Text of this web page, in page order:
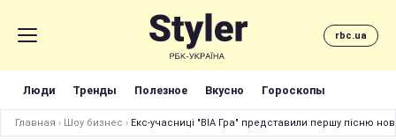
rbc.ua
Люди Тренды Полезное Вкусно Гороскопы
Главная › Шоу бизнес › Екс-учасниці "ВІА Гра" представили першу пісню